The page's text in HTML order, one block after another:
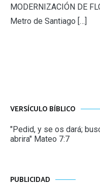
MODERNIZACIÓN DE
Metro de Santiago […]
VERSÍCULO BÍBLICO
"Pedid, y se os dará;
abrira" Mateo 7:7
PUBLICIDAD